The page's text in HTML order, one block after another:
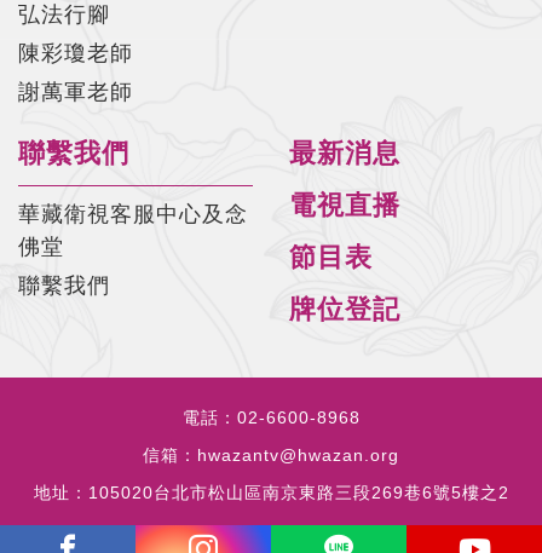
弘法行腳
陳彩瓊老師
謝萬軍老師
聯繫我們
華藏衛視客服中心及念
佛堂
聯繫我們
最新消息
電視直播
節目表
牌位登記
電話： 02-6600-8968
信箱： hwazantv@hwazan.org
地址： 105020台北市松山區南京東路三段269巷6號5樓之2